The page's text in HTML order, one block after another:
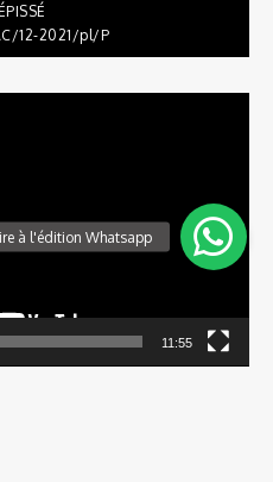
12-2021/pl/P
11:55